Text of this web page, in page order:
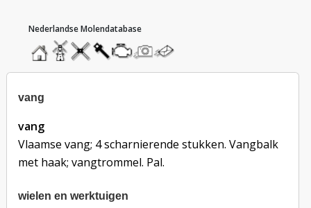
homemolendatabase
roedendatabase
assendatabase
motorendatabase
stuur
een
foto
stuur
een
bericht
vang
vang
Vlaamse vang; 4 scharnierende stukken. Vangbalk
met haak; vangtrommel. Pal.
wielen en werktuigen